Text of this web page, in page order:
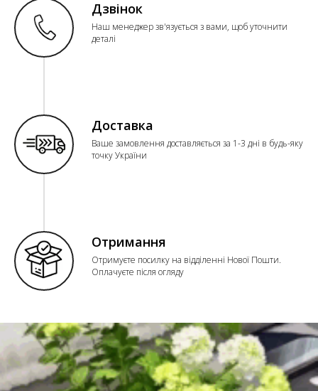
Дзвінок
Наш менеджер зв'язується з вами, щоб уточнити
деталі
Доставка
Ваше замовлення доставляється за 1-3 дні в будь-яку
точку України
Отримання
Отримуєте посилку на відділенні Нової Пошти.
Оплачуєте після огляду